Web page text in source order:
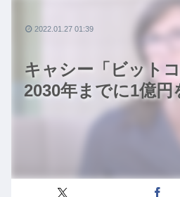
キャシー「ビット
2030年までに1億円
2022.01.27 01:39